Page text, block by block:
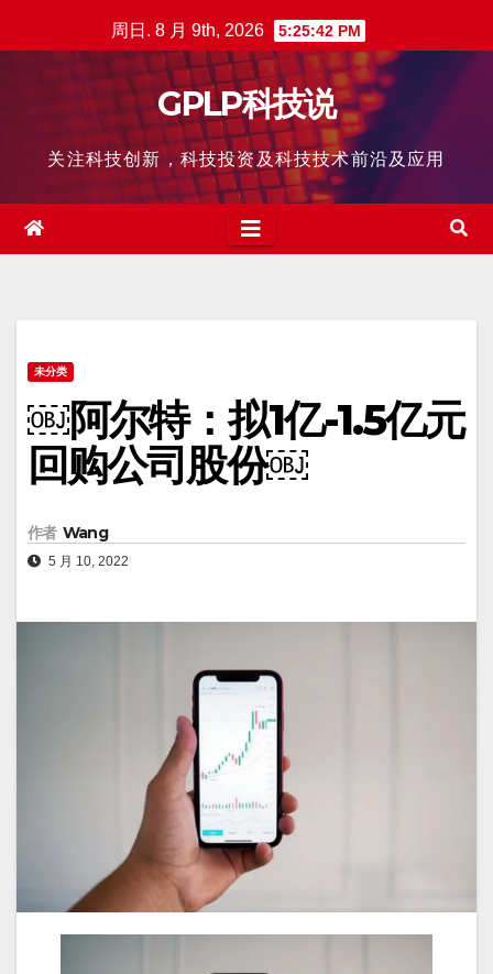
至
周日. 8 月 9th, 2026 5:25:43 PM
GPLP科技说
关注科技创新，科技投资及科技技术前沿及应用
未分类
￼阿尔特：拟1亿-1.5亿元
回购公司股份￼
作者 Wang
5 月 10, 2022